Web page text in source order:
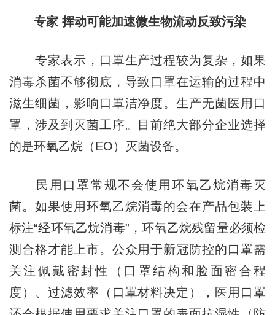
专家 挥动可能加速微生物流动反致污染
专家表示，口罩生产过程较为复杂，如果
消毒杀菌不够彻底，导致口罩在运输的过程中
滋生细菌，影响口罩洁净度。生产无菌医用口
罩，涉及到灭菌工序。目前绝大部分企业选择
的是环氧乙烷（EO）灭菌设备。
民用口罩常规不会使用环氧乙烷消毒灭
菌。如果使用环氧乙烷消毒的会在产品包装上
标注“经环氧乙烷消毒”，环氧乙烷残留量必须检
测合格才能上市。公众用于新冠防控的口罩需
关注佩戴密封性（口罩结构和脸面密合程
度）、过滤效率（口罩材料决定），医用口罩